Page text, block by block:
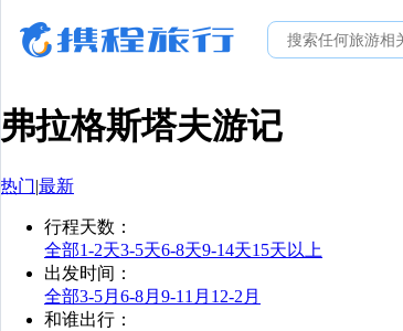
弗拉格斯塔夫游记
热门|最新
行程天数 ：
全部1-2天3-5天6-8天9-14天15天以上
出发时间 ：
全部3-5月 6-8月 9-11月 12-2月
和谁出行 ：